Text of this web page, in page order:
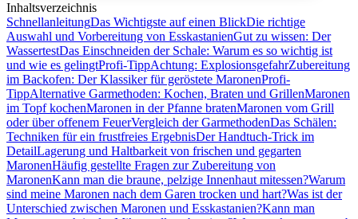
Inhaltsverzeichnis
SchnellanleitungDas Wichtigste auf einen BlickDie richtige
Auswahl und Vorbereitung von EsskastanienGut zu wissen: Der
WassertestDas Einschneiden der Schale: Warum es so wichtig ist
und wie es gelingtProfi-TippAchtung: ExplosionsgefahrZubereitung
im Backofen: Der Klassiker für geröstete MaronenProfi-
TippAlternative Garmethoden: Kochen, Braten und GrillenMaronen
im Topf kochenMaronen in der Pfanne bratenMaronen vom Grill
oder über offenem FeuerVergleich der GarmethodenDas Schälen:
Techniken für ein frustfreies ErgebnisDer Handtuch-Trick im
DetailLagerung und Haltbarkeit von frischen und gegarten
MaronenHäufig gestellte Fragen zur Zubereitung von
MaronenKann man die braune, pelzige Innenhaut mitessen?Warum
sind meine Maronen nach dem Garen trocken und hart?Was ist der
Unterschied zwischen Maronen und Esskastanien?Kann man